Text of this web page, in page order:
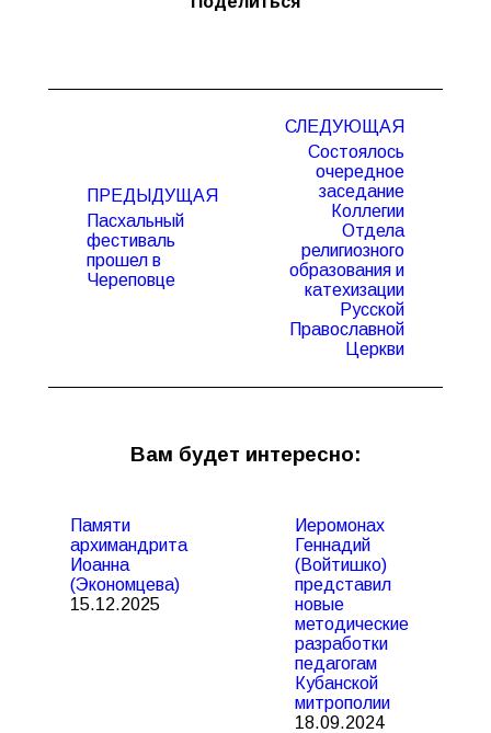
ПРЕДЫДУЩАЯ
Предыдущая
запись:
Пасхальный
фестиваль
прошел в
Череповце
СЛЕДУЮЩАЯ
Следующая
запись:
Состоялось
очередное
заседание
Коллегии
Отдела
религиозного
образования и
катехизации
Русской
Православной
Церкви
Вам будет интересно:
Памяти
архимандрита
Иоанна
(Экономцева)
15.12.2025
Иеромонах
Геннадий
(Войтишко)
представил
новые
методические
разработки
педагогам
Кубанской
митрополии
18.09.2024